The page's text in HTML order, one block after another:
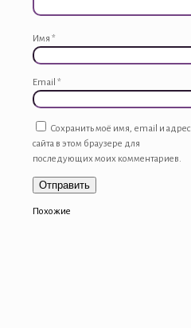
Имя *
Email *
Сохранить моё имя, email и адрес
сайта в этом браузере для
последующих моих комментариев.
Похожие